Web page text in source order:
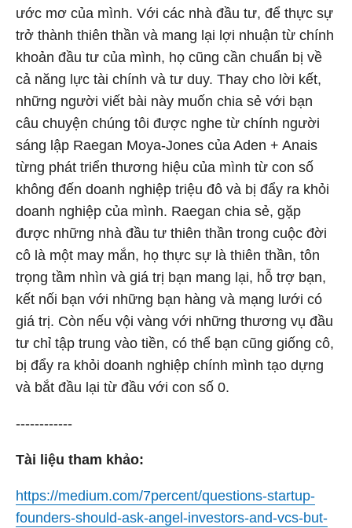
ước mơ của mình. Với các nhà đầu tư, để thực sự
trở thành thiên thần và mang lại lợi nhuận từ chính
khoản đầu tư của mình, họ cũng cần chuẩn bị về
cả năng lực tài chính và tư duy. Thay cho lời kết,
những người viết bài này muốn chia sẻ với bạn
câu chuyện chúng tôi được nghe từ chính người
sáng lập Raegan Moya-Jones của Aden + Anais
từng phát triển thương hiệu của mình từ con số
không đến doanh nghiệp triệu đô và bị đẩy ra khỏi
doanh nghiệp của mình. Raegan chia sẻ, gặp
được những nhà đầu tư thiên thần trong cuộc đời
cô là một may mắn, họ thực sự là thiên thần, tôn
trọng tầm nhìn và giá trị bạn mang lại, hỗ trợ bạn,
kết nối bạn với những bạn hàng và mạng lưới có
giá trị. Còn nếu vội vàng với những thương vụ đầu
tư chỉ tập trung vào tiền, có thể bạn cũng giống cô,
bị đẩy ra khỏi doanh nghiệp chính mình tạo dựng
và bắt đầu lại từ đầu với con số 0.
------------
Tài liệu tham khảo:
https://medium.com/7percent/questions-startup-
founders-should-ask-angel-investors-and-vcs-but-